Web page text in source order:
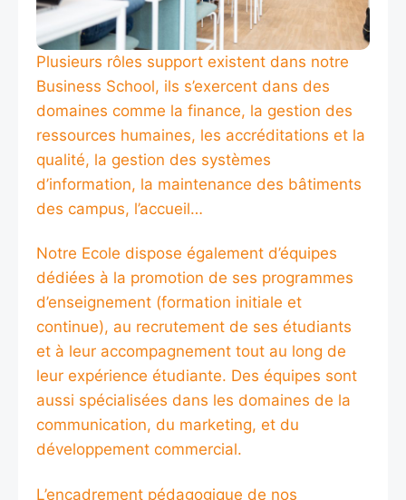
Plusieurs rôles support existent dans notre
Business School, ils s’exercent dans des
domaines comme la finance, la gestion des
ressources humaines, les accréditations et la
qualité, la gestion des systèmes
d’information, la maintenance des bâtiments
des campus, l’accueil…
Notre Ecole dispose également d’équipes
dédiées à la promotion de ses programmes
d’enseignement (formation initiale et
continue), au recrutement de ses étudiants
et à leur accompagnement tout au long de
leur expérience étudiante. Des équipes sont
aussi spécialisées dans les domaines de la
communication, du marketing, et du
développement commercial.
L’encadrement pédagogique de nos